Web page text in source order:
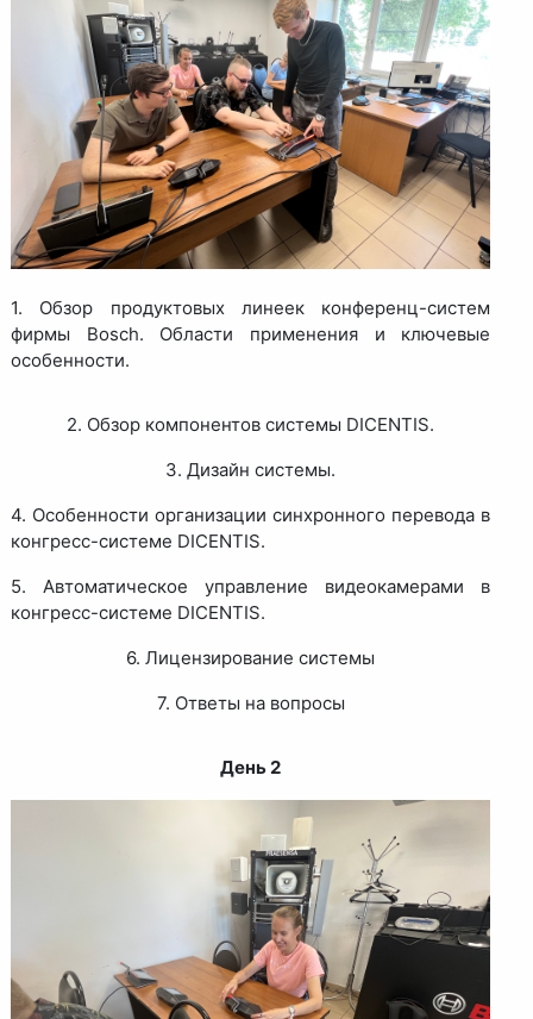
1. Обзор продуктовых линеек конференц-систем
фирмы Bosch. Области применения и ключевые
особенности.
2. Обзор компонентов системы DICENTIS.
3. Дизайн системы.
4. Особенности организации синхронного перевода в
конгресс-системе DICENTIS.
5. Автоматическое управление видеокамерами в
конгресс-системе DICENTIS.
6. Лицензирование системы
7. Ответы на вопросы
День 2